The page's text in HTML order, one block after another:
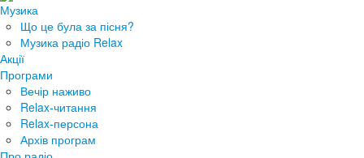
Музика
Що це була за пісня?
Музика радіо Relax
Акції
Програми
Вечір наживо
Relax-читання
Relax-персона
Архів програм